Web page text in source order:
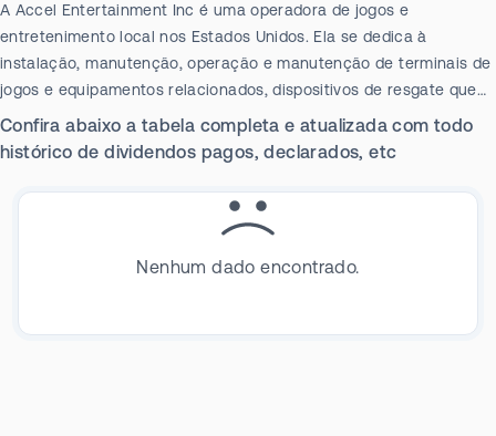
A Accel Entertainment Inc é uma operadora de jogos e
entretenimento local nos Estados Unidos. Ela se dedica à
instalação, manutenção, operação e manutenção de terminais de
jogos e equipamentos relacionados, dispositivos de resgate que
desembolsam ganhos e contêm funcionalidade de caixa
eletrônico e dispositivos de diversão em locais autorizados fora
conveniência, lojas de bebidas, paradas de caminhões e
mercearias. A empresa também opera caixas eletrônicos
jogos, diversão, manufatura, taxas de ATM e outros.
Confira abaixo a tabela completa e atualizada com todo
histórico de dividendos pagos, declarados, etc
Nenhum dado encontrado.